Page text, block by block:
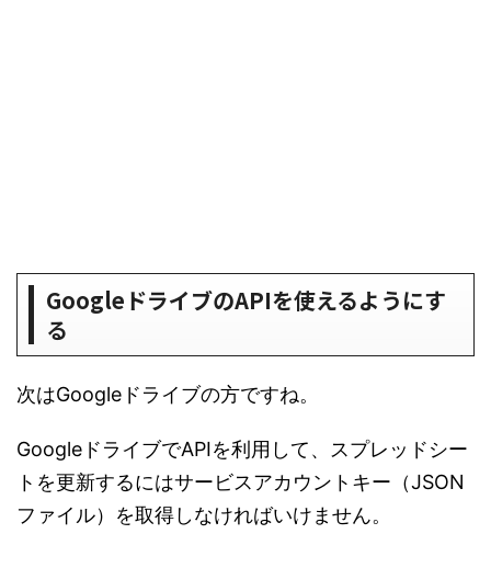
GoogleドライブのAPIを使えるようにす
る
次はGoogleドライブの方ですね。
GoogleドライブでAPIを利用して、スプレッドシー
トを更新するにはサービスアカウントキー（JSON
ファイル）を取得しなければいけません。